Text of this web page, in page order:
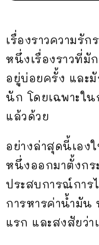
เรื่องราวความรั
หนึ่งเรื่องราวที่มั
อยู่บ่อยครั้ง และ
นัก โดยเฉพาะใน
แล้วด้วย
อย่างล่าสุดนี้เอ
หนึ่งออกมาตั้งกร
ประสบการณ์การ
การหารค่าน้ำมัน
แรก และสงสัยว่